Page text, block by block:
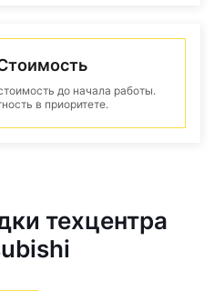
до начала работы.
в приоритете.
техцентра